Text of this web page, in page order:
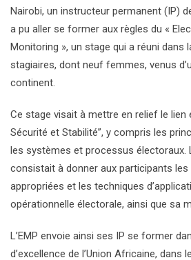
Nairobi, un instructeur permanent (IP)
a pu aller se former aux règles du «
Monitoring », un stage qui a réuni dans
stagiaires, dont neuf femmes, venus
continent.
Ce stage visait à mettre en relief le lien
Sécurité et Stabilité”, y compris les
les systèmes et processus électoraux.
consistait à donner aux participants
appropriées et les techniques
opérationnelle électorale, ainsi que sa
L’EMP envoie ainsi ses IP se former
d’excellence de l’Union Africaine,